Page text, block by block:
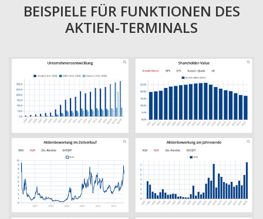
BEISPIELE FÜR FUNKTIONEN DES
AKTIEN-TERMINALS